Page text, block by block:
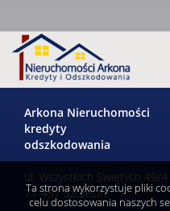
Arkona Nieruchomości
kredyty
odszkodowania
ul. Wszystkich Swiętych 49/4
71-457 Szczecin
Ta strona wykorzystuje pliki
celu dostosowania naszych